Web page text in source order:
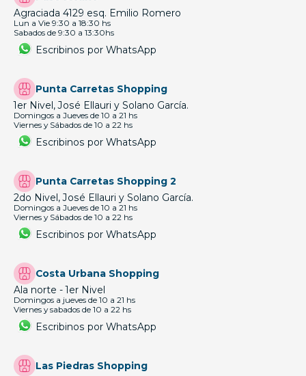
Agraciada 4129 esq. Emilio Romero
Lun a Vie 9:30 a 18:30 hs
Sabados de 9:30 a 13:30hs
Escribinos por WhatsApp
Punta Carretas Shopping
1er Nivel, José Ellauri y Solano García.
Domingos a Jueves de 10 a 21 hs
Viernes y Sábados de 10 a 22 hs
Escribinos por WhatsApp
Punta Carretas Shopping 2
2do Nivel, José Ellauri y Solano García.
Domingos a Jueves de 10 a 21 hs
Viernes y Sábados de 10 a 22 hs
Escribinos por WhatsApp
Costa Urbana Shopping
Ala norte - 1er Nivel
Domingos a jueves de 10 a 21 hs
Viernes y sabados de 10 a 22 hs
Escribinos por WhatsApp
Las Piedras Shopping